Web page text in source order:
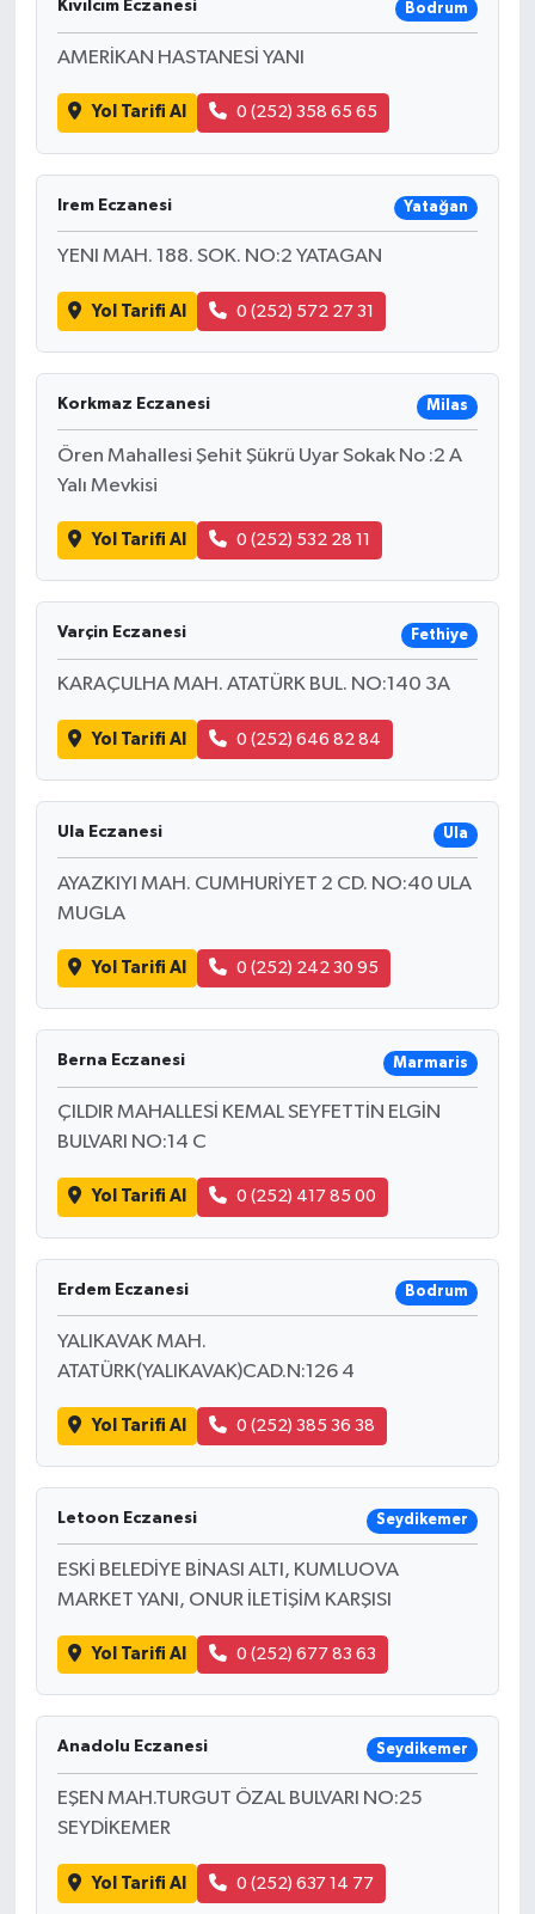
Kıvılcım Eczanesi Bodrum
AMERİKAN HASTANESİ YANI
Yol Tarifi Al 0 (252) 358 65 65
Irem Eczanesi Yatağan
YENI MAH. 188. SOK. NO:2 YATAGAN
Yol Tarifi Al 0 (252) 572 27 31
Korkmaz Eczanesi Milas
Ören Mahallesi Şehit Şükrü Uyar Sokak No :2 A
Yalı Mevkisi
Yol Tarifi Al 0 (252) 532 28 11
Varçin Eczanesi Fethiye
KARAÇULHA MAH. ATATÜRK BUL. NO:140 3A
Yol Tarifi Al 0 (252) 646 82 84
Ula Eczanesi Ula
AYAZKIYI MAH. CUMHURİYET 2 CD. NO:40 ULA
MUGLA
Yol Tarifi Al 0 (252) 242 30 95
Berna Eczanesi Marmaris
ÇILDIR MAHALLESİ KEMAL SEYFETTİN ELGİN
BULVARI NO:14 C
Yol Tarifi Al 0 (252) 417 85 00
Erdem Eczanesi Bodrum
YALIKAVAK MAH.
ATATÜRK(YALIKAVAK)CAD.N:126 4
Yol Tarifi Al 0 (252) 385 36 38
Letoon Eczanesi Seydikemer
ESKİ BELEDİYE BİNASI ALTI, KUMLUOVA
MARKET YANI, ONUR İLETİŞİM KARŞISI
Yol Tarifi Al 0 (252) 677 83 63
Anadolu Eczanesi Seydikemer
EŞEN MAH.TURGUT ÖZAL BULVARI NO:25
SEYDİKEMER
Yol Tarifi Al 0 (252) 637 14 77